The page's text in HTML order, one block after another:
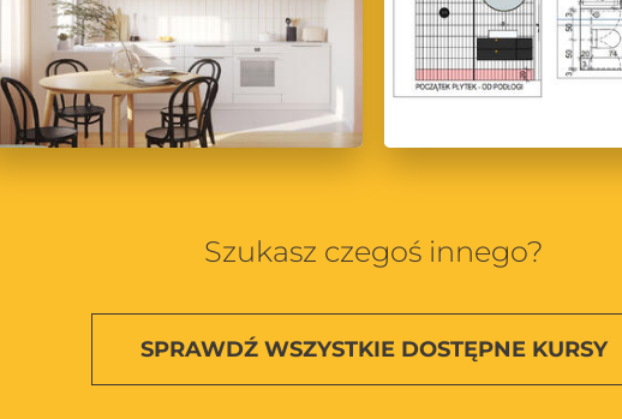
Szukasz czegoś innego?
SPRAWDŹ WSZYSTKIEDOSTĘPNE KURSY